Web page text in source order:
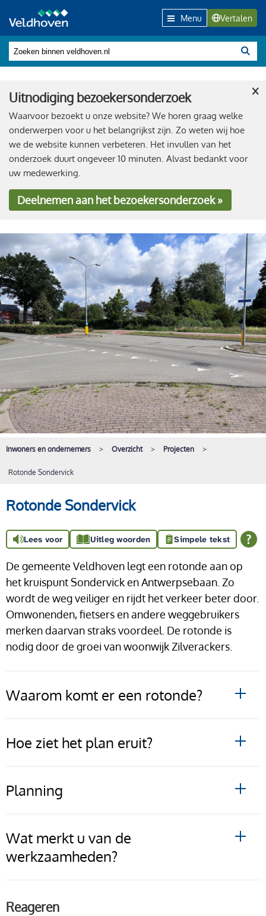
Menu Vertalen
Uitnodiging bezoekersonderzoek
Waarvoor bezoekt u onze website? We horen graag welke
onderwerpen voor u het belangrijkst zijn. Zo weten wij hoe
we de website kunnen verbeteren. Het invullen van het
onderzoek duurt ongeveer 10 minuten. Alvast bedankt voor
uw medewerking.
Deelnemenaan het bezoekersonderzoek »
×
Inwoners en ondernemers Overzicht Projecten
Rotonde Sondervick
Rotonde Sondervick
Lees voor Uitleg woorden Simpele tekst
De gemeente Veldhoven legt een rotonde aan op
het kruispunt Sondervick en Antwerpsebaan. Zo
wordt de weg veiliger en rijdt het verkeer beter door.
Omwonenden, fietsers en andere weggebruikers
merken daarvan straks voordeel. De rotonde is
nodig door de groei van woonwijk Zilverackers.
Waarom komt er een rotonde?
Hoe ziet het plan eruit?
Planning
Wat merkt u van de
werkzaamheden?
Reageren